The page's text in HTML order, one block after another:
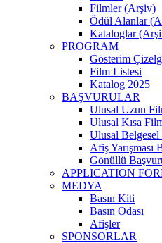
Filmler (Arşiv)
Ödül Alanlar
Kataloglar
PROGRAM
Gösterim
Film Listesi
Katalog 2025
BAŞVURULAR
Ulusal Uzun
Ulusal Kısa
Ulusal Belgesel
Afiş Yarışması
Gönüllü
APPLICATION
MEDYA
Basın Kiti
Basın Odası
Afişler
SPONSORLAR